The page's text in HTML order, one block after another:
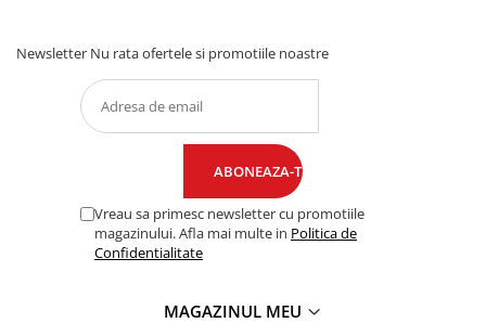
Newsletter Nu rata ofertele si promotiile noastre
Vreau sa primesc newsletter cu promotiile
magazinului. Afla mai multe in Politica de
Confidentialitate
MAGAZINUL MEU